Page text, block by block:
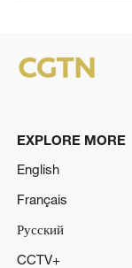
EXPLORE MORE
English
Français
Русский
CCTV+